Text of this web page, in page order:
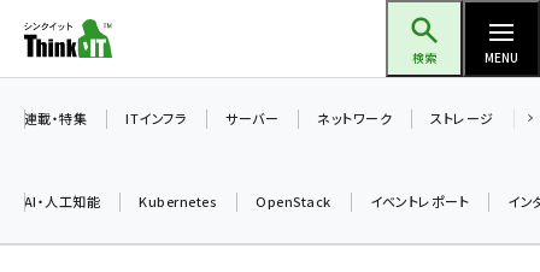
ン
ツ
検索 MENU
連載・特集 ITインフラ サーバー ネットワーク ストレージ
AI・人工知能 Kubernetes OpenStack イベントレポート イン